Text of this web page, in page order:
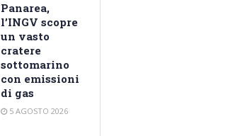
Panarea,
l’INGV scopre
un vasto
cratere
sottomarino
con emissioni
di gas
5 AGOSTO 2026